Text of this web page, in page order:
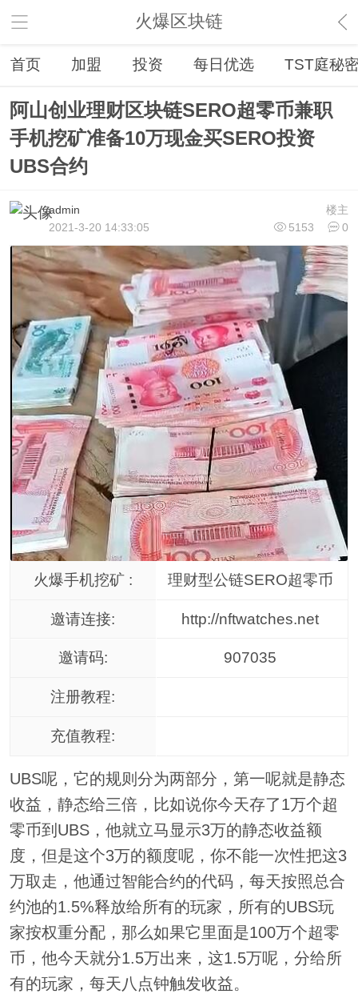
火爆区块链
首页 加盟 投资 每日优选 TST庭秘
阿山创业理财区块链SERO超零币兼职
手机挖矿准备10万现金买SERO投资
UBS合约
楼主
admin
5153
0
2021-3-20 14:33:05
火爆手机挖矿 : 理财型公链SERO超零币
邀请连接: http://nftwatches.net
邀请码: 907035
注册教程:
充值教程:
UBS呢，它的规则分为两部分，第一呢就是静态
收益，静态给三倍，比如说你今天存了1万个超
零币到UBS，他就立马显示3万的静态收益额
度，但是这个3万的额度呢，你不能一次性把这3
万取走，他通过智能合约的代码，每天按照总合
约池的1.5%释放给所有的玩家，所有的UBS玩
家按权重分配，那么如果它里面是100万个超零
币，他今天就分1.5万出来，这1.5万呢，分给所
有的玩家，每天八点钟触发收益。